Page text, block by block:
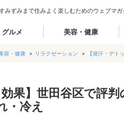
みずみまで住みよく楽しむためのウェブマガ
グルメ 美容・健康
容・健康 リラクゼーション 【発汗・デト
効果】世田谷区で評
・冷え